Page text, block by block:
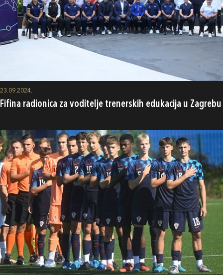
23.09.2024.
Fifina radionica za voditelje trenerskih edukacija u Zagrebu